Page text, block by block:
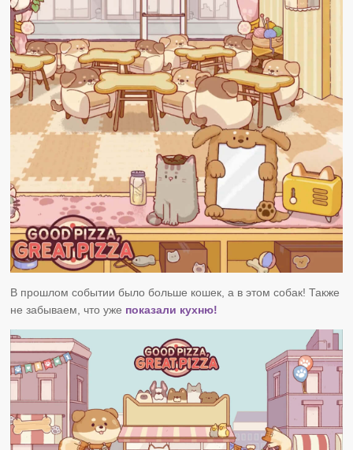
В прошлом событии было больше кошек, а в этом собак! Также
не забываем, что уже показали кухню!